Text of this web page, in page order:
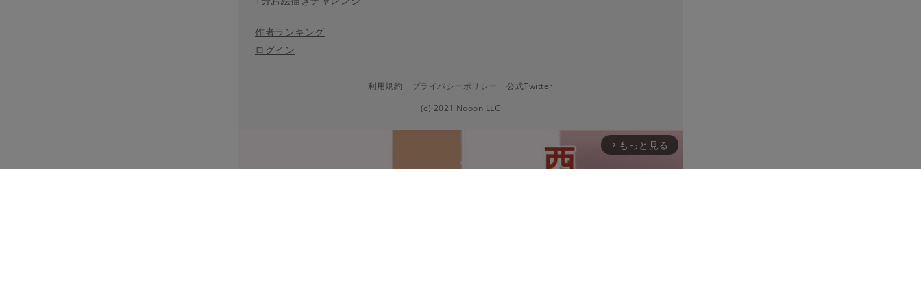
作者ランキング
ログイン
利用規約 プライバシーポリシー
公式Twitter
(c) 2021 Nooon LLC
arrow_forward_ios もっと見る